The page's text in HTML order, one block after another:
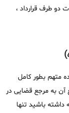
دو طرف قرارداد ،
متهم بطور کامل
آن به مرجع قضایی در
داشته باشید تنها